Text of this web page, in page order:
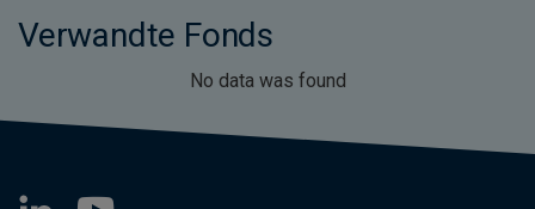
Verwandte Fonds
No data was found